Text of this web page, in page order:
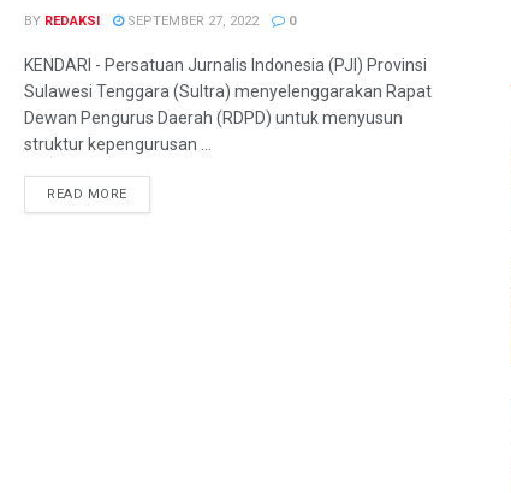
BY REDAKSI SEPTEMBER 27, 2022 0
KENDARI - Persatuan Jurnalis Indonesia (PJI) Provinsi
Sulawesi Tenggara (Sultra) menyelenggarakan Rapat
Dewan Pengurus Daerah (RDPD) untuk menyusun
struktur kepengurusan ...
READ MORE